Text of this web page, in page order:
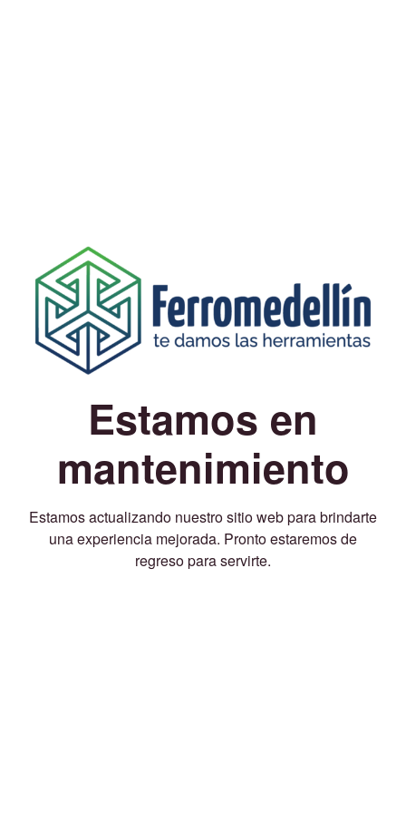
Estamos en
mantenimiento
Estamos actualizando nuestro sitio web para brindarte
una experiencia mejorada. Pronto estaremos de
regreso para servirte.